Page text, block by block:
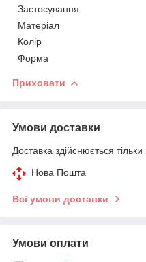
Застосування
Матеріал
Колір
Форма
Приховати
Умови доставки
Доставка здійснюється
Нова Пошта
Всі умови доставки
Умови оплати